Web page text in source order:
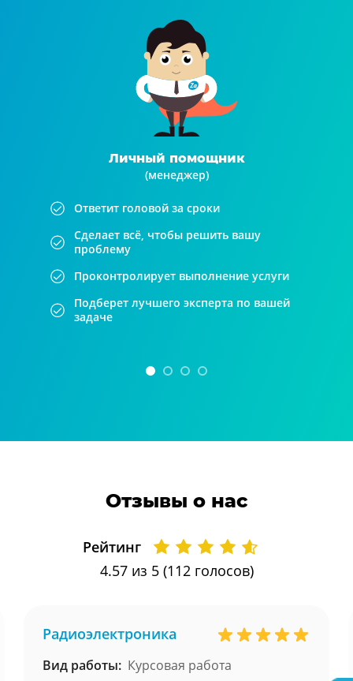
Личный помощник
(менеджер)
Ответит головой за сроки
Сделает всё, чтобы решить вашу
проблему
Проконтролирует выполнение услуги
Подберет лучшего эксперта по вашей
задаче
Отзывы о нас
Рейтинг
4.57из 5 (112 голосов)
Радиоэлектроника
Вид работы: Курсовая работа